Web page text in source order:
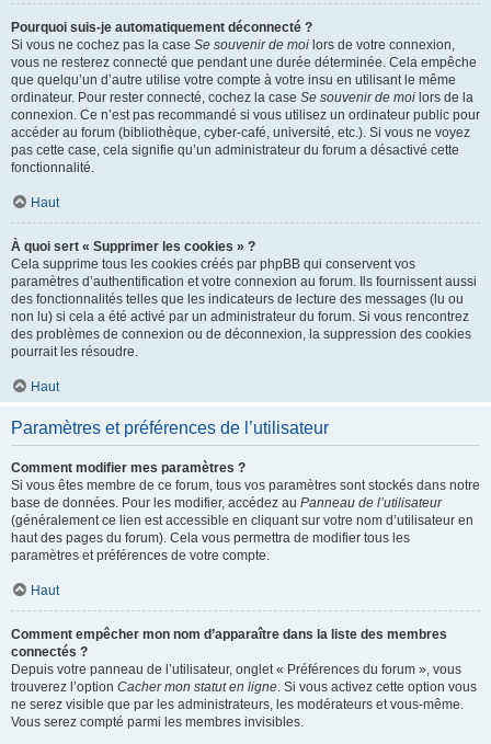
Pourquoi suis-je automatiquement déconnecté ?
Si vous ne cochez pas la case Se souvenir de moi lors de votre connexion,
vous ne resterez connecté que pendant une durée déterminée. Cela empêche
que quelqu’un d’autre utilise votre compte à votre insu en utilisant le même
ordinateur. Pour rester connecté, cochez la case Se souvenir de moi lors de la
connexion. Ce n’est pas recommandé si vous utilisez un ordinateur public pour
accéder au forum (bibliothèque, cyber-café, université, etc.). Si vous ne voyez
pas cette case, cela signifie qu’un administrateur du forum a désactivé cette
fonctionnalité.
Haut
À quoi sert « Supprimer les cookies » ?
Cela supprime tous les cookies créés par phpBB qui conservent vos
paramètres d’authentification et votre connexion au forum. Ils fournissent aussi
des fonctionnalités telles que les indicateurs de lecture des messages (lu ou
non lu) si cela a été activé par un administrateur du forum. Si vous rencontrez
des problèmes de connexion ou de déconnexion, la suppression des cookies
pourrait les résoudre.
Haut
Paramètres et préférences de l’utilisateur
Comment modifier mes paramètres ?
Si vous êtes membre de ce forum, tous vos paramètres sont stockés dans notre
base de données. Pour les modifier, accédez au Panneau de l’utilisateur
(généralement ce lien est accessible en cliquant sur votre nom d’utilisateur en
haut des pages du forum). Cela vous permettra de modifier tous les
paramètres et préférences de votre compte.
Haut
Comment empêcher mon nom d’apparaître dans la liste des membres
connectés ?
Depuis votre panneau de l’utilisateur, onglet « Préférences du forum », vous
trouverez l’option Cacher mon statut en ligne. Si vous activez cette option vous
ne serez visible que par les administrateurs, les modérateurs et vous-même.
Vous serez compté parmi les membres invisibles.